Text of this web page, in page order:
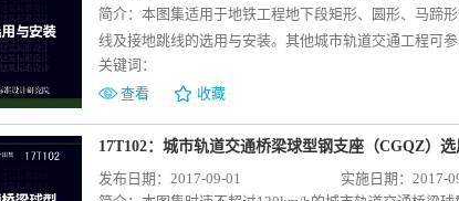
简介： 本图集适用于地铁工程地下段矩形、圆形、马蹄
线及接地跳线的选用与安装。其他城市轨道交通工程可
形、圆形、马蹄形隧道（不同净空、直线区段、曲线区
开关接地安装图；汇流排安装图。 本图集为新编图集，
造要求，编制一本不仅满足现行规范要求，而且满足不
市轨道交通地下段接触网刚性悬挂设计的标准化、提高
用起到积极的作用。
关键词：
查看
收藏
17T102：城市轨道交通桥梁球型钢支座（CGQZ）
发布日期：2017-09-01 实施日期：2017-